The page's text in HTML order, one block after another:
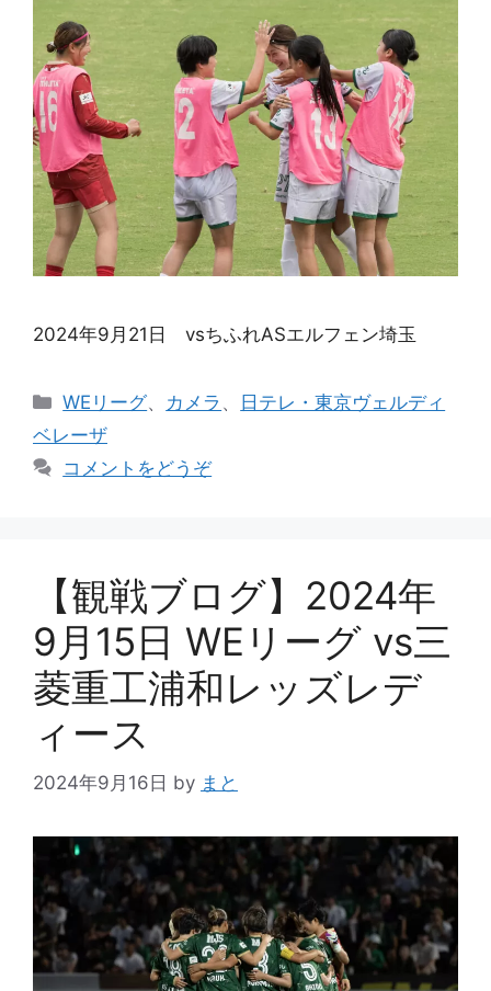
2024年9月21日 vsちふれASエルフェン埼玉
カ
リ
WEリーグ、 カメラ 、
日テレ・東京ヴェルディ
ベレーザ
コメントをどうぞ
【観戦ブログ】2024年
9月15日 WEリーグ vs三
菱重工浦和レッズレデ
ィース
2024年9月16日 by まと